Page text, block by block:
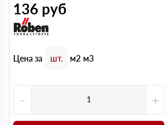
136 руб
Цена за шт. м2 м3
- +